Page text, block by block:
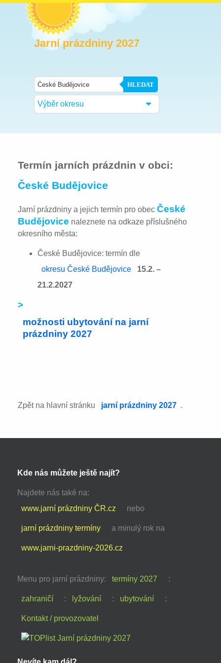
Jarní prázdniny 2027
HLEDAT
Výběr okresu
Termín jarních prázdnin v obci:
České Budějovice
Jarní prázdniny a jejich termín pro obecČeské
Budějovice naleznete na odkaze příslušného
okresního města:
České Budějovice: termín dle
okresu České Budějovice
15.2. –
21.2.2027
>
možnosti ubytování na jarní
prázdniny 2027
Zpět na hlavní stránku jarní prázdniny 2027 .
Kde nás můžete ještě najít?
Najdete nás také na:
www.jarní prázdniny ČR.cz
nebo
jarní prázdniny termíny a minulý rok na
www.jarni-prazdniny-2026.cz
Menu pro jarní prázdniny: termíny 2027 :
zahraničí : lyžování : ubytování :
Kontakt / provozovatel